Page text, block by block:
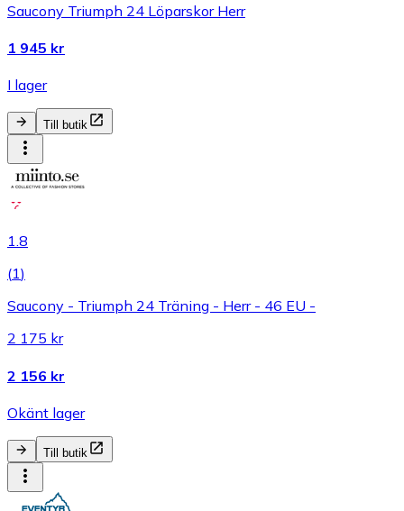
Saucony Triumph 24 Löparskor Herr
1 945 kr
I lager
Till butik
1.8
(1)
Saucony - Triumph 24 Träning - Herr - 46 EU -
2 175 kr
2 156 kr
Okänt lager
Till butik